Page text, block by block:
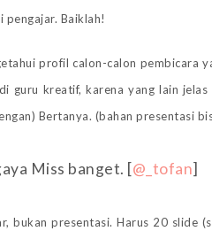
Baiklah!
profil calon-calon pembicara
guru kreatif, karena yang lain
Bertanya. (bahan presentasi
Miss banget. [@_tofan]
bukan presentasi. Harus 20 slide